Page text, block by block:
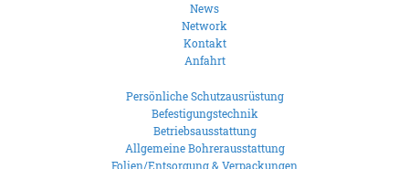
News
Network
Kontakt
Anfahrt
Persönliche Schutzausrüstung
Befestigungstechnik
Betriebsausstattung
Allgemeine Bohrerausstattung
Folien/Entsorgung & Verpackungen